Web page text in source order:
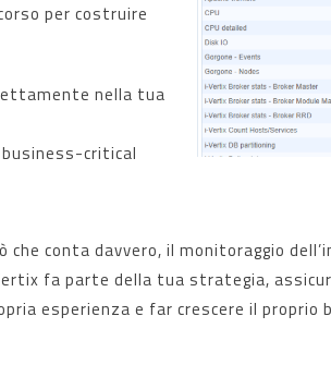
per costruire
nella tua
critical
conta davvero, il monitoraggio
fa parte della tua strategia,
esperienza e far crescere il proprio